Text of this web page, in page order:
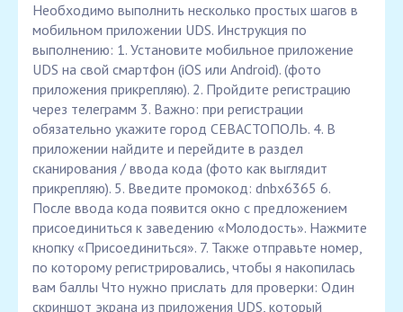
Необходимо выполнить несколько простых шагов в
мобильном приложении UDS. Инструкция по
выполнению: 1. Установите мобильное приложение
UDS на свой смартфон (iOS или Android). (фото
приложения прикрепляю). 2. Пройдите регистрацию
через телеграмм 3. Важно: при регистрации
обязательно укажите город СЕВАСТОПОЛЬ. 4. В
приложении найдите и перейдите в раздел
сканирования / ввода кода (фото как выглядит
прикрепляю). 5. Введите промокод: dnbx6365 6.
После ввода кода появится окно с предложением
присоединиться к заведению «Молодость». Нажмите
кнопку «Присоединиться». 7. Также отправьте номер,
по которому регистрировались, чтобы я накопилась
вам баллы Что нужно прислать для проверки: Один
скриншот экрана из приложения UDS, который